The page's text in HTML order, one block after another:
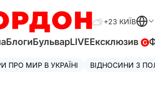
+23 КИЇВ
БлогиБульварLIVEЕксклюзив
ПРО МИР В УКРАЇНІ ВІДНОСИНИ З